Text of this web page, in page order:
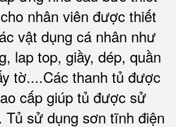
nhân viên được thiết
vật dụng cá nhân như
lap top, giầy, dép, quần
tờ....Các thanh tủ được
cấp giúp tủ được sử
Tủ sử dụng sơn tĩnh điện